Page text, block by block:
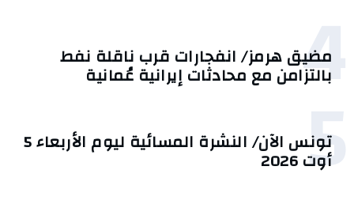
4
مضيق هرمز/ انفجارات قرب ناقلة نفط
بالتزامن مع محادثات إيرانية عُمانية
5 تونس الآن/ النشرة المسائية ليوم الأربعاء 5
أوت 2026